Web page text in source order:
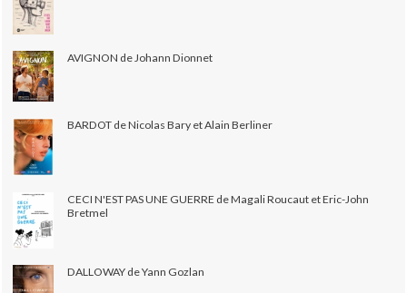
AVIGNON de Johann Dionnet
BARDOT de Nicolas Bary et Alain Berliner
CECI N'EST PAS UNE GUERRE de Magali Roucaut et Eric-John
Bretmel
DALLOWAY de Yann Gozlan